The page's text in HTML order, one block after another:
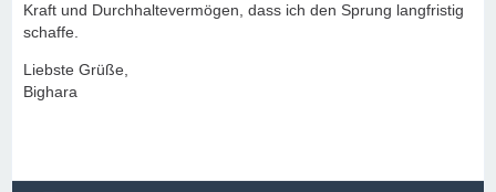
Kraft und Durchhaltevermögen, dass ich den Sprung langfristig
schaffe.
Liebste Grüße,
Bighara